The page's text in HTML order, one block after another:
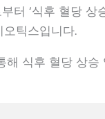
터 ‘식후 혈당 상
틱스입니다.
해 식후 혈당 상승